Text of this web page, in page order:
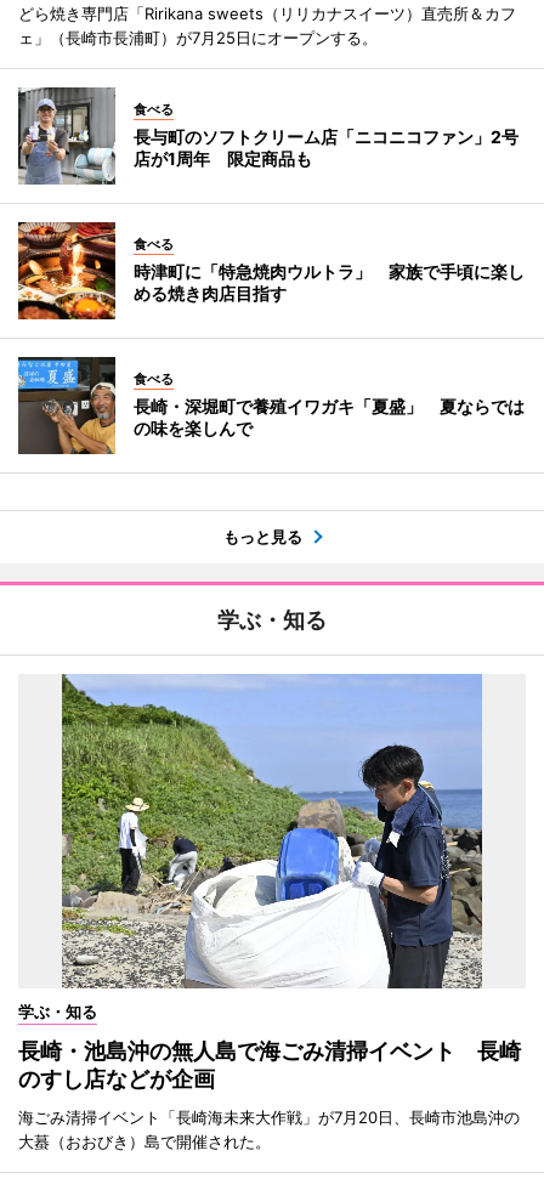
どら焼き専門店「Ririkana sweets（リリカナスイーツ）直売所＆カフ
ェ」（長崎市長浦町）が7月25日にオープンする。
食べる
長与町のソフトクリーム店「ニコニコファン」2号
店が1周年 限定商品も
食べる
時津町に「特急焼肉ウルトラ」 家族で手頃に楽し
める焼き肉店目指す
食べる
長崎・深堀町で養殖イワガキ「夏盛」 夏ならでは
の味を楽しんで
もっと見る
学ぶ・知る
学ぶ・知る
長崎・池島沖の無人島で海ごみ清掃イベント 長崎
のすし店などが企画
海ごみ清掃イベント「長崎海未来大作戦」が7月20日、長崎市池島沖の
大蟇（おおびき）島で開催された。